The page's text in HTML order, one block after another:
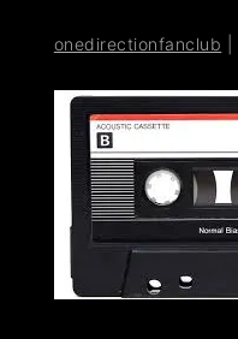
onedirectionfanclub